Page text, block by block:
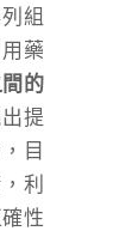
組
藥
的
提
目
利
性